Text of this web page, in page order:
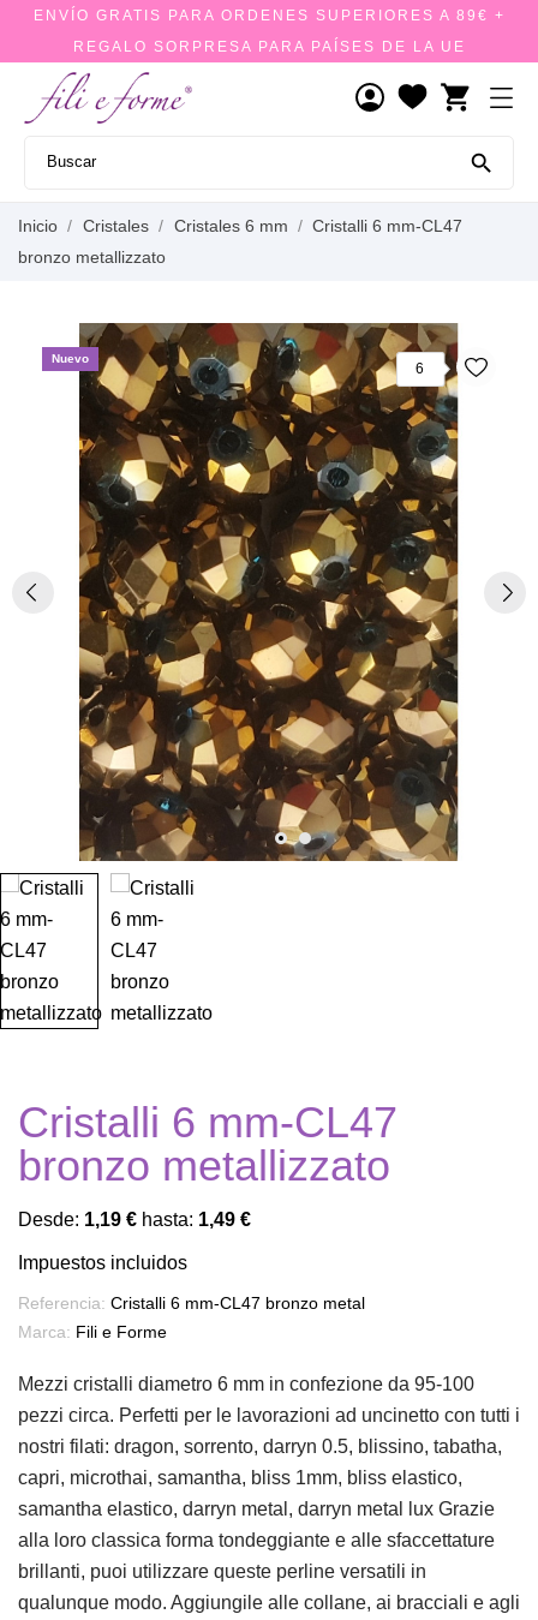
ENVÍO GRATIS PARA ORDENES SUPERIORES A 89€ +
REGALO SORPRESA PARA PAÍSES DE LA UE
shopping_cart

Inicio Cristales Cristales 6 mm
Cristalli 6 mm-CL47
bronzo metallizzato
Nuevo
6
Cristalli 6 mm-CL47
bronzo metallizzato
Desde: 1,19 € hasta: 1,49 €
Impuestos incluidos
Referencia: Cristalli 6 mm-CL47 bronzo metal
Marca: Fili e Forme
Mezzi cristalli diametro 6 mm in confezione da 95-100
pezzi circa. Perfetti per le lavorazioni ad uncinetto con tutti i
nostri filati: dragon, sorrento, darryn 0.5, blissino, tabatha,
capri, microthai, samantha, bliss 1mm, bliss elastico,
samantha elastico, darryn metal, darryn metal lux Grazie
alla loro classica forma tondeggiante e alle sfaccettature
brillanti, puoi utilizzare queste perline versatili in
qualunque modo. Aggiungile alle collane, ai bracciali e agli